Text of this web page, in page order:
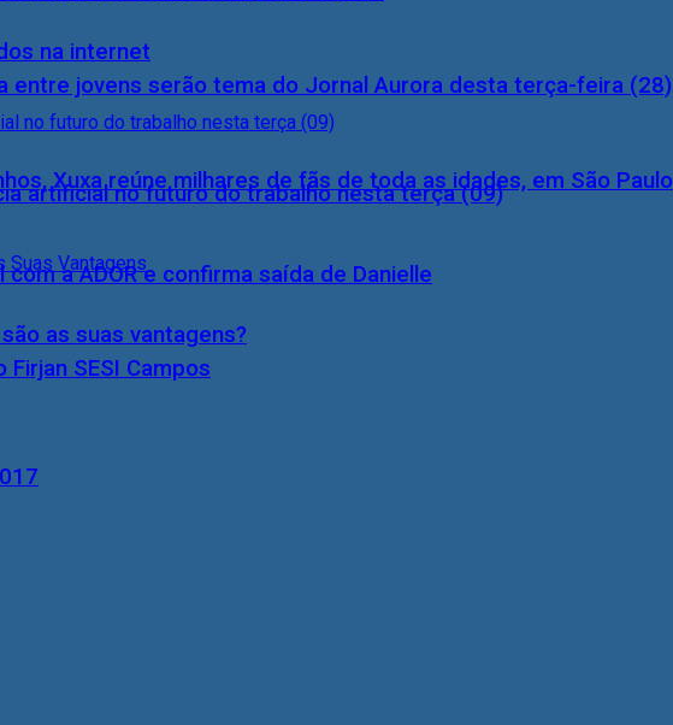
na internet
artificial no futuro do trabalho nesta terça (09)
as suas vantagens?
entre jovens serão tema do Jornal Aurora desta terça-feira (28)
Xuxa reúne milhares de fãs de toda as idades, em São Paulo
a ADOR e confirma saída de Danielle
SESI Campos